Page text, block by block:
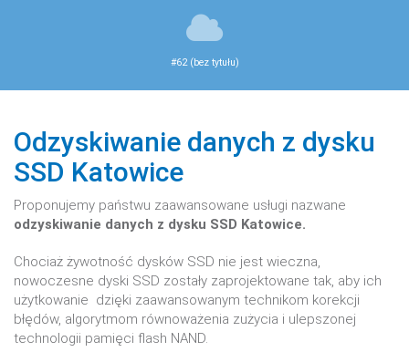
#62 (bez tytułu)
Odzyskiwanie danych z dysku
SSD Katowice
Proponujemy państwu zaawansowane usługi nazwane
odzyskiwanie danych z dysku SSD Katowice.
Chociaż żywotność dysków SSD nie jest wieczna,
nowoczesne dyski SSD zostały zaprojektowane tak, aby ich
użytkowanie dzięki zaawansowanym technikom korekcji
błędów, algorytmom równoważenia zużycia i ulepszonej
technologii pamięci flash NAND.